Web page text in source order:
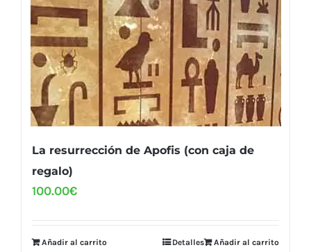
La resurrección de Apofis (con caja de
regalo)
100.00€
Añadir al carrito Añadir al carrito
Detalles